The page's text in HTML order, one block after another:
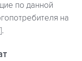
по данной
на